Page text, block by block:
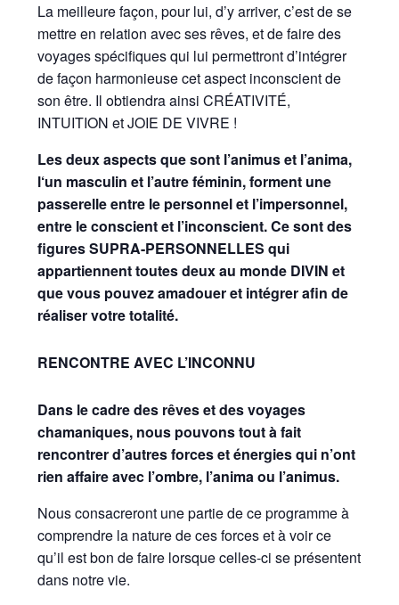
La meilleure façon, pour lui, d’y arriver, c’est de se
mettre en relation avec ses rêves, et de faire des
voyages spécifiques qui lui permettront d’intégrer
de façon harmonieuse cet aspect inconscient de
son être. Il obtiendra ainsi CRÉATIVITÉ,
INTUITION et JOIE DE VIVRE !
Les deux aspects que sont l’animus et l’anima,
l‘un masculin et l’autre féminin, forment une
passerelle entre le personnel et l’impersonnel,
entre le conscient et l’inconscient. Ce sont des
figures SUPRA-PERSONNELLES qui
appartiennent toutes deux au monde DIVIN et
que vous pouvez amadouer et intégrer afin de
réaliser votre totalité.
RENCONTRE AVEC L’INCONNU
Dans le cadre des rêves et des voyages
chamaniques, nous pouvons tout à fait
rencontrer d’autres forces et énergies qui n’ont
rien affaire avec l’ombre, l’anima ou l’animus.
Nous consacreront une partie de ce programme à
comprendre la nature de ces forces et à voir ce
qu’il est bon de faire lorsque celles-ci se présentent
dans notre vie.